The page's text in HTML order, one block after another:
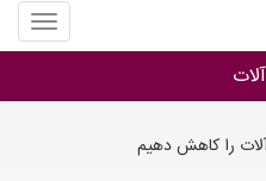
منوی
سایت
آلات
را کاهش دهیم